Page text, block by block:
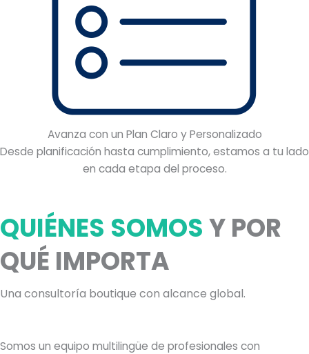
Avanza con un Plan Claro y Personalizado
Desde planificación hasta cumplimiento, estamos a tu lado
en cada etapa del proceso.
QUIÉNES SOMOSY POR
QUÉ IMPORTA
Una consultoría boutique con alcance global.
Somos un equipo multilingüe de profesionales con